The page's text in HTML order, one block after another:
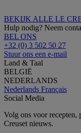
BEKIJK ALLE LE
Hulp nodig? Neem
BEL ONS
+32 (0) 3 502 50 27
Stuur ons een e-mail
Land & Taal
BELGIË
NEDERLANDS
Nederlands Français
Social Media
Volg ons voor recepten,
Creuset nieuws.